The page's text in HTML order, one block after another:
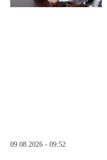
09.08.2026 - 09:52